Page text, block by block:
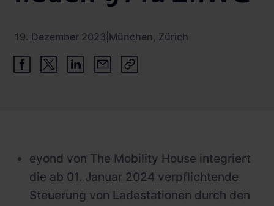
Ladekabel
Zubehör
B-Ware
19. Dezember 2023 München, Zürich
eyond von The Mobility House integriert
die ab 01. Januar 2024 verpflichtende
Steuerung von Ladestationen durch den